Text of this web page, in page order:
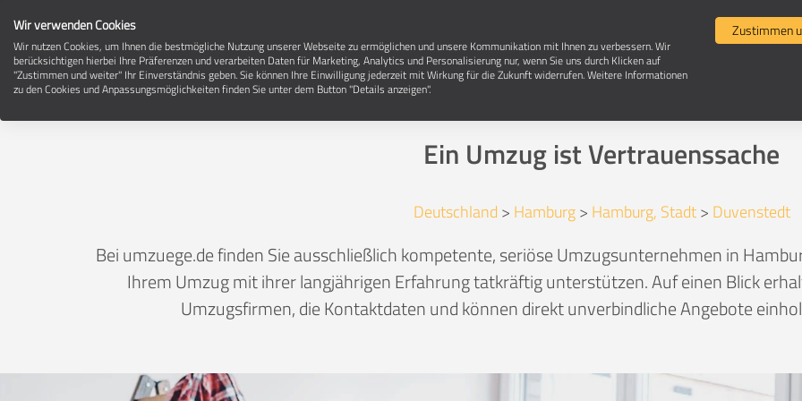
Umzugsunternehmen in 22397 Hamburg-
Ein Umzug ist Vertrauenssache
Deutschland > Hamburg> Hamburg, Stadt> Duvenstedt
Bei umzuege.de finden Sie ausschließlich kompetente, seriöse Umzugsunternehmen in
Ihrem Umzug mit ihrer langjährigen Erfahrung tatkräftig unterstützen. Auf einen Blick
Umzugsfirmen, die Kontaktdaten und können direkt unverbindliche Angebote
Wir verwenden Cookies
Wir nutzen Cookies, um Ihnen die bestmögliche Nutzung unserer Webseite zu ermöglichen und unsere Kommunikation mit Ihnen zu verbessern. Wir
berücksichtigen hierbei Ihre Präferenzen und verarbeiten Daten für Marketing, Analytics und Personalisierung nur, wenn Sie uns durch Klicken auf
"Zustimmen und weiter" Ihr Einverständnis geben. Sie können Ihre Einwilligung jederzeit mit Wirkung für die Zukunft widerrufen. Weitere Informationen
zu den Cookies und Anpassungsmöglichkeiten finden Sie unter dem Button "Details anzeigen".
Zustimmen